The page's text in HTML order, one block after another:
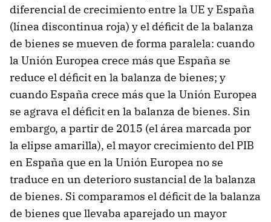
diferencial de crecimiento entre la UE y España
(línea discontinua roja) y el déficit de la balanza
de bienes se mueven de forma paralela: cuando
la Unión Europea crece más que España se
reduce el déficit en la balanza de bienes; y
cuando España crece más que la Unión Europea
se agrava el déficit en la balanza de bienes. Sin
embargo, a partir de 2015 (el área marcada por
la elipse amarilla), el mayor crecimiento del PIB
en España que en la Unión Europea no se
traduce en un deterioro sustancial de la balanza
de bienes. Si comparamos el déficit de la balanza
de bienes que llevaba aparejado un mayor